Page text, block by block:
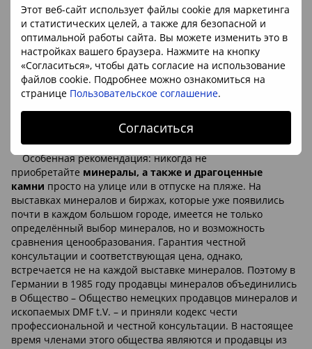
Этот веб-сайт использует файлы cookie для маркетинга
и статистических целей, а также для безопасной и
оптимальной работы сайта. Вы можете изменить это в
настройках вашего браузера. Нажмите на кнопку
«Согласиться», чтобы дать согласие на использование
файлов cookie. Подробнее можно ознакомиться на
странице Пользовательское соглашение.
Согласиться
CIBJO (международная конфедерация ювелирных и
серебряных изделий, диамантов,жемчугаи камней),
которая и разработала соответствующие Уставы. Согласно
Уставу 2006 года были очень ужесточены масштабы
данных о обработанных камнях. За небольшим
исключением недвусмысленной и не востребованной
декларации должны подлежать все искусственные
изменения.
Покупка минералов
Особенная рекомендация: никогда не
приобретайте минералы, а также и драгоценные
камни просто на улице или в отпуске на пляже. На
выставках минералов и биржах, которые уже появились
почти в каждом большом городе, имеется не только
определённый выбор минералов, но и возможность
сравнения ценообразования. Гарантия честной
консультации и соответствующая цена, однако,
встречается не на каждой выставке минералов. Поэтому в
Германии в 1985 году продавцы минералов объединились
в Общество – Общество немецких продавцов минералов и
ископаемых DMF t.V. – и приняли кодекс чести
профессиональной и честной консультации. В настоящее
время членами этого общества являются и продавцы из